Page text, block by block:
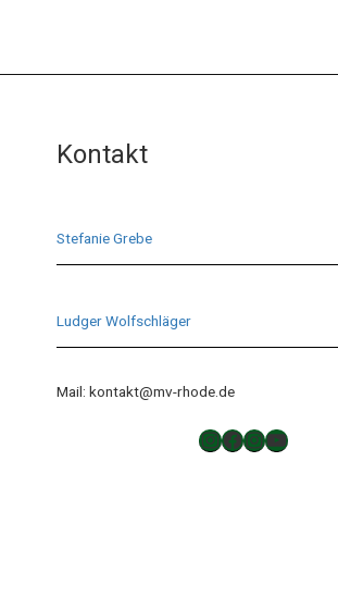
Kontakt
Stefanie Grebe
Ludger Wolfschläger
Mail: kontakt@mv-rhode.de
TAKTLOS
Musikverein Rhode
Musikverein Rhode
YouTube